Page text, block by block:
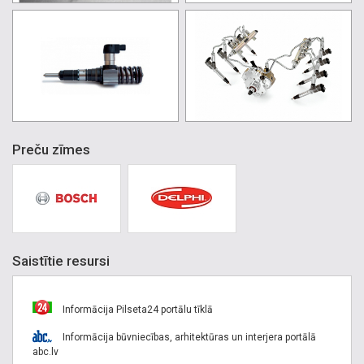
Preču zīmes
Saistītie resursi
Informācija Pilseta24 portālu tīklā
Informācija būvniecības, arhitektūras un interjera portālā
abc.lv